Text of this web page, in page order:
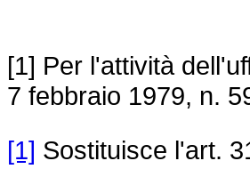
[1] Per l'attività
7 febbraio 1979, n.
[1] Sostituisce l'art.